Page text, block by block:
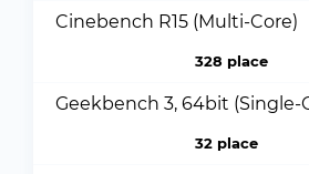
Cinebench R15 (Multi-Core)
328 place
Geekbench 3, 64bit (Single-
32 place